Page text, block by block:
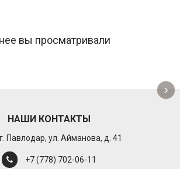
вы просматривали
›
НАШИ КОНТАКТЫ
г. Павлодар, ул. Айманова, д. 41
+7 (778) 702-06-11